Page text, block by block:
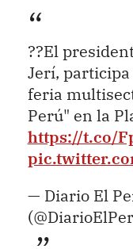
??El
Jerí, participa
feria
Perú" en la
https://t.co/
— Diario El